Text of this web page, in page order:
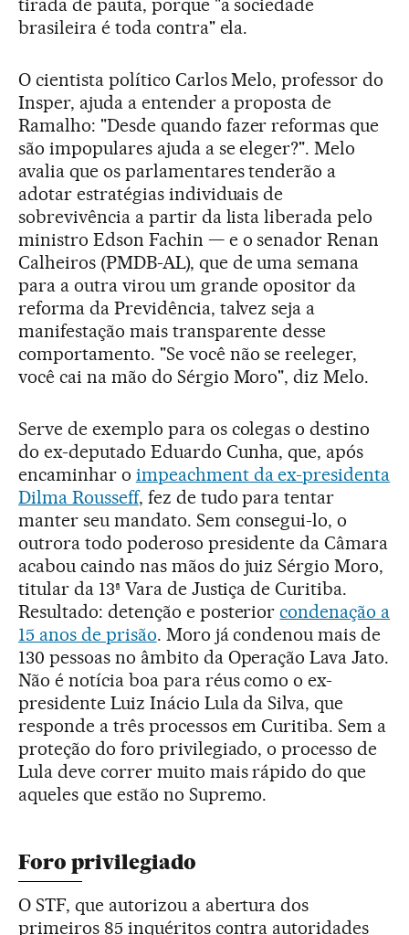
brasileira é toda contra" ela.
O cientista político Carlos Melo, professor do
Insper, ajuda a entender a proposta de
Ramalho: "Desde quando fazer reformas que
são impopulares ajuda a se eleger?". Melo
avalia que os parlamentares tenderão a
adotar estratégias individuais de
sobrevivência a partir da lista liberada pelo
ministro Edson Fachin — e o senador Renan
Calheiros (PMDB-AL), que de uma semana
para a outra virou um grande opositor da
reforma da Previdência, talvez seja a
manifestação mais transparente desse
comportamento. "Se você não se reeleger,
você cai na mão do Sérgio Moro", diz Melo.
Serve de exemplo para os colegas o destino
do ex-deputado Eduardo Cunha, que, após
encaminhar o impeachment da ex-presidenta
Dilma Rousseff, fez de tudo para tentar
manter seu mandato. Sem consegui-lo, o
outrora todo poderoso presidente da Câmara
acabou caindo nas mãos do juiz Sérgio Moro,
titular da 13ª Vara de Justiça de Curitiba.
Resultado: detenção e posteriorcondenação a
15 anos de prisão. Moro já condenou mais de
130 pessoas no âmbito da Operação Lava Jato.
Não é notícia boa para réus como o ex-
presidente Luiz Inácio Lula da Silva, que
responde a três processos em Curitiba. Sem a
proteção do foro privilegiado, o processo de
Lula deve correr muito mais rápido do que
aqueles que estão no Supremo.
Foro privilegiado
O STF, que autorizou a abertura dos
primeiros 85 inquéritos contra autoridades